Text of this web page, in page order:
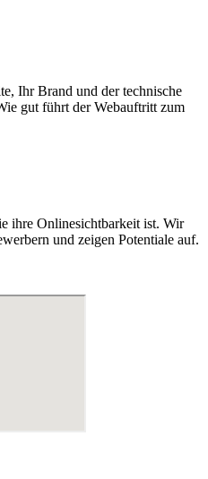
Ihr Brand und der technische
gut führt der Webauftritt zum
ihre Onlinesichtbarkeit ist. Wir
und zeigen Potentiale auf.